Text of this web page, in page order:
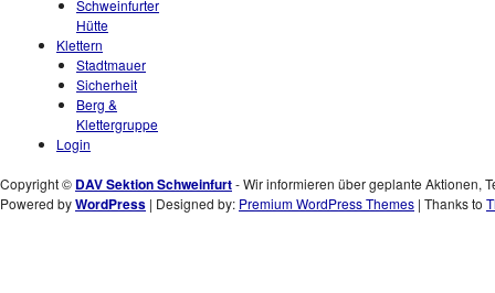
Schweinfurter
Hütte
Klettern
Stadtmauer
Sicherheit
Berg &
Klettergruppe
Login
Copyright © DAV Sektion Schweinfurt- Wir informieren über geplante Aktionen,
Powered byWordPress | Designed by: Premium WordPress Themes | Thanks to